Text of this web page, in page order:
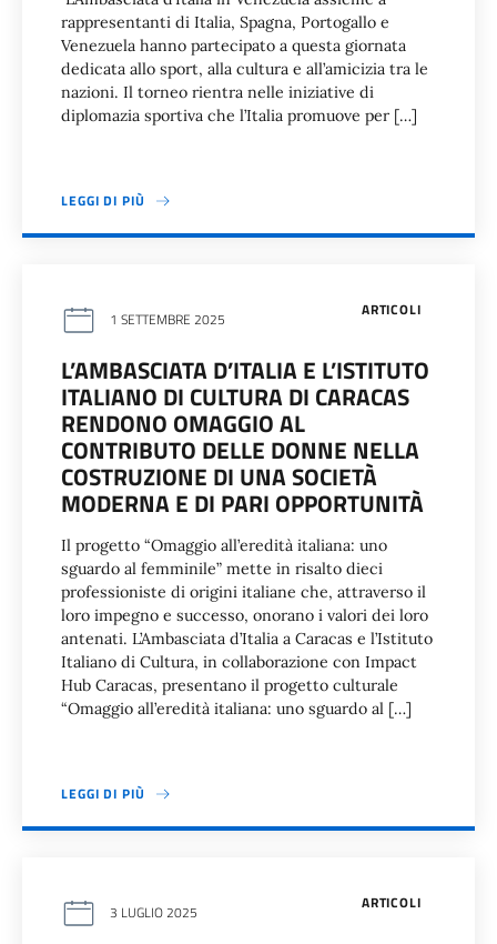
rappresentanti di Italia, Spagna, Portogallo e
Venezuela hanno partecipato a questa giornata
dedicata allo sport, alla cultura e all’amicizia tra le
nazioni. Il torneo rientra nelle iniziative di
diplomazia sportiva che l’Italia promuove per […]
LEGGI DI PIÙ
ARTICOLI
1 SETTEMBRE 2025
L’AMBASCIATA D’ITALIA E L’ISTITUTO
ITALIANO DI CULTURA DI CARACAS
RENDONO OMAGGIO AL
CONTRIBUTO DELLE DONNE NELLA
COSTRUZIONE DI UNA SOCIETÀ
MODERNA E DI PARI OPPORTUNITÀ
Il progetto “Omaggio all’eredità italiana: uno
sguardo al femminile” mette in risalto dieci
professioniste di origini italiane che, attraverso il
loro impegno e successo, onorano i valori dei loro
antenati. L’Ambasciata d’Italia a Caracas e l’Istituto
Italiano di Cultura, in collaborazione con Impact
Hub Caracas, presentano il progetto culturale
“Omaggio all’eredità italiana: uno sguardo al […]
LEGGI DI PIÙ
ARTICOLI
3 LUGLIO 2025